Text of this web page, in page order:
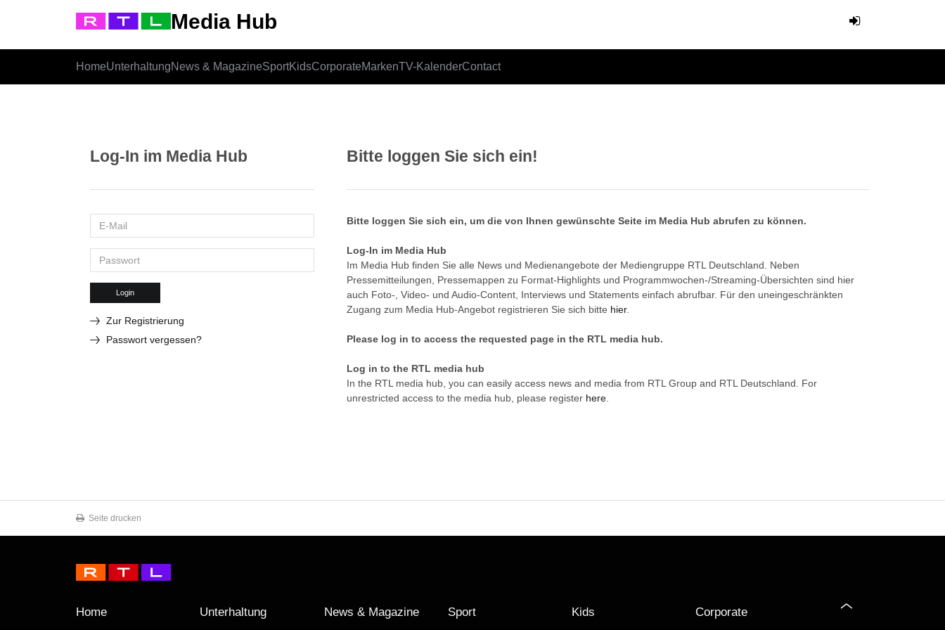
Media Hub
HomeUnterhaltungNews & MagazineSportKidsCorporateMarkenTV-KalenderContact
Bitte loggen Sie sich ein!
Bitte loggen Sie sich ein, um die von Ihnen gewünschte Seite im Media Hub abrufen zu können.
Log-In im Media Hub
Im Media Hub finden Sie alle News und Medienangebote der Mediengruppe RTL Deutschland. Neben
Pressemitteilungen, Pressemappen zu Format-Highlights und Programmwochen-/Streaming-Übersichten sind hier
auch Foto-, Video- und Audio-Content, Interviews und Statements einfach abrufbar. Für den uneingeschränkten
Zugang zum Media Hub-Angebot registrieren Sie sich bitte hier.
Please log in to access the requested page in the RTL media hub.
Log in to the RTL media hub
In the RTL media hub, you can easily access news and media from RTL Group and RTL Deutschland. For
unrestricted access to the media hub, please register here.
Log-In im Media Hub
Login
Zur Registrierung
Passwort vergessen?
Seite drucken
Home Unterhaltung News & Magazine Sport Kids Corporate